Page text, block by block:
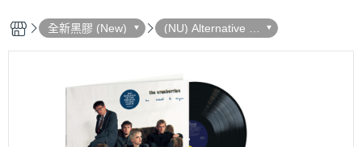
全新黑膠 (New)
(NU) Alternative R
ock 另類搖滾